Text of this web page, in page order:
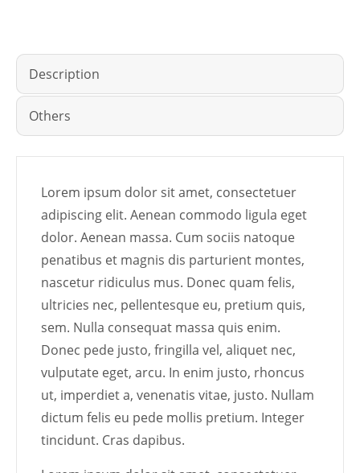
Description
Others
Lorem ipsum dolor sit amet, consectetuer
adipiscing elit. Aenean commodo ligula eget
dolor. Aenean massa. Cum sociis natoque
penatibus et magnis dis parturient montes,
nascetur ridiculus mus. Donec quam felis,
ultricies nec, pellentesque eu, pretium quis,
sem. Nulla consequat massa quis enim.
Donec pede justo, fringilla vel, aliquet nec,
vulputate eget, arcu. In enim justo, rhoncus
ut, imperdiet a, venenatis vitae, justo. Nullam
dictum felis eu pede mollis pretium. Integer
tincidunt. Cras dapibus.